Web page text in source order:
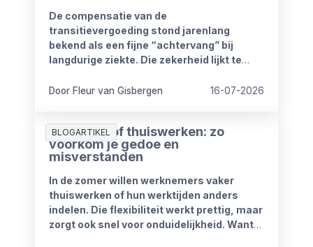
De compensatie van de
transitievergoeding stond jarenlang
bekend als een fijne “achtervang” bij
langdurige ziekte. Die zekerheid lijkt te
kabinet heeft plannen om de
Door Fleur van Gisbergen 16-07-2026
BLOGARTIKEL
Zomerproof thuiswerken: zo
voorkom je gedoe en
misverstanden
In de zomer willen werknemers vaker
thuiswerken of hun werktijden anders
indelen. Die flexibiliteit werkt prettig, maar
zorgt ook snel voor onduidelijkheid. Want